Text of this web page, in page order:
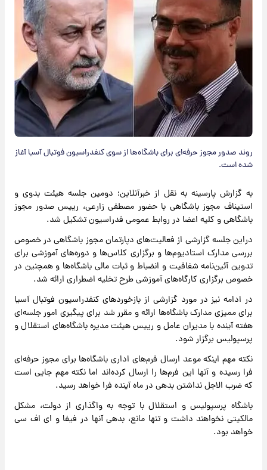
روند صدور مجوز حرفه‌ای برای باشگاه‌ها از سوی کنفدراسیون فوتبال آسیا آغاز
شده است.
به گزارش پارسینه به نقل از خبرآنلاین؛ دومین جلسه هیئت بدوی و
استیناف مجوز باشگاهی با حضور مصطفی زارعی، رییس صدور مجوز
باشگاهی و کلیه اعضا در روابط عمومی فدراسیون تشکیل شد.
دراین جلسه گزارشی از فعالیت‌های دپارتمان مجوز باشگاهی در خصوص
بررسی مدارک استادیوم‌ها و برگزاری کلاس‌ها و دوره‌های آموزشی برای
تدوین آئین‌نامه شفافیت و انضباط و ثبات مالی باشگاه‌ها و همچنین در
خصوص برگزاری کارگاه‌های آموزشی طرح تخلیه اضطراری ارائه شد.
در ادامه نیز در مورد گزارشی از بازخوردهای کنفدراسیون فوتبال آسیا
برای ممیزی مدارک باشگاه‌ها ارائه و مقرر شد برای پیگیری امور جلسه‌ای
هفته آینده با مدیران عامل و رییس هیئت مدیره باشگاه‌های استقلال و
پرسپولیس برگزار شود.
نکته مهم اینکه موعد ارسال فرم‌های اداری باشگاه‌ها برای مجوز حرفه‌ای
فرا رسیده و آنها این فرم‌ها را ارسال کرده‌اند اما نکته مهم جایی است
که ضرب الاجل نداشتن بدهی در ماه آینده فرا خواهد رسید.
باشگاه پرسپولیس و استقلال با توجه به واگذاری از دولت، مشکل
مالکیتی نخواهند داشت و تنها مانع، بدهی آنها در فیفا و ای اف سی
خواهد بود.